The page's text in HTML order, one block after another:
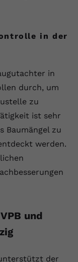
in der
in
durch, um
zu
ist sehr
Baumängel zu
werden.
und
der